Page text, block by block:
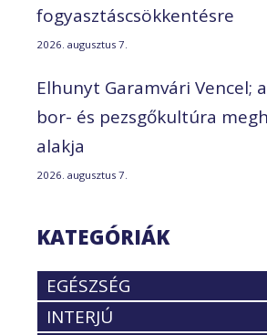
fogyasztáscsökkentésre
2026. augusztus 7.
Elhunyt Garamvári Vencel;
bor- és pezsgőkultúra
alakja
2026. augusztus 7.
KATEGÓRIÁK
EGÉSZSÉG
INTERJÚ